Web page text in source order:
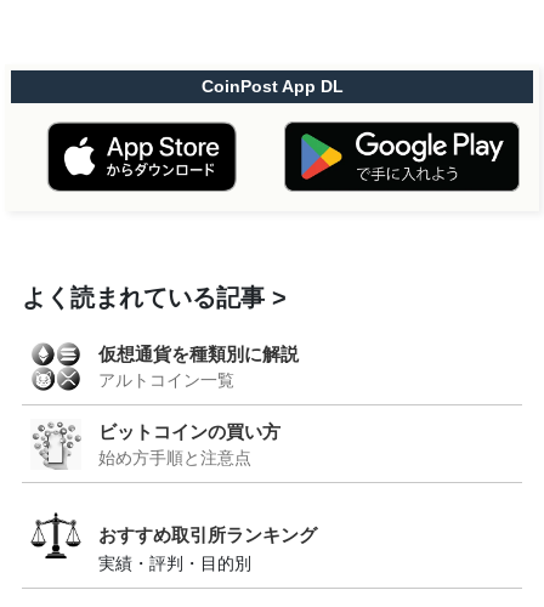
CoinPost App DL
よく読まれている記事
仮想通貨を種類別に解説
アルトコイン一覧
ビットコインの買い方
始め方手順と注意点
おすすめ取引所ランキング
実績・評判・目的別